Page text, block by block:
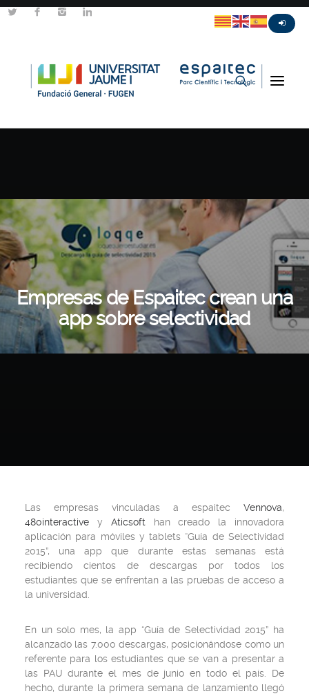
Empresas de Espaitec crean una
app sobre selectividad
Las empresas vinculadas a espaitec Vennova,
480interactive y Aticsoft han creado la innovadora
aplicación para móviles y tablets “Guía de Selectividad
2015”, una app que durante estas semanas está
recibiendo cientos de descargas por todos los
estudiantes que se enfrentan a las pruebas de acceso a
la universidad.
En un solo mes, la app “Guía de Selectividad 2015” ha
alcanzado las 7.000 descargas, posicionándose como un
referente para los estudiantes que se van a presentar a
las PAU durante el mes de junio en todo el país. De
hecho, durante la primera semana de lanzamiento llegó